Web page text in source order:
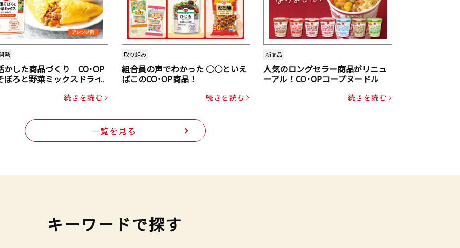
発
かした商品づくり CO･OP
ぼろと野菜ミックスドライ
続きを読む
取り組み
組合員の声でわかった ○○といえ
ばこのCO･OP商品！
続きを読む
新商品
人気のロングセラー商品がリニュ
ーアル！CO･OPコープヌードル
続きを読む
一覧を見る
キーワードで探す